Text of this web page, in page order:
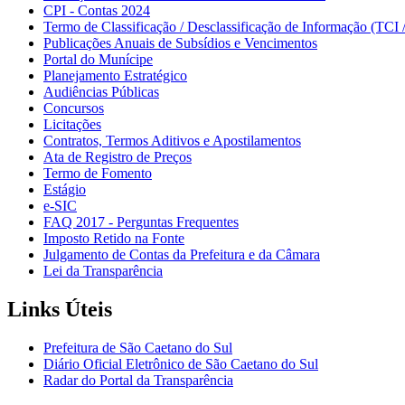
CPI - Contas 2024
Termo de Classificação / Desclassificação de Informação
Publicações Anuais de Subsídios e Vencimentos
Portal do Munícipe
Planejamento Estratégico
Audiências Públicas
Concursos
Licitações
Contratos, Termos Aditivos e Apostilamentos
Ata de Registro de Preços
Termo de Fomento
Estágio
e-SIC
FAQ 2017 - Perguntas Frequentes
Imposto Retido na Fonte
Julgamento de Contas da Prefeitura e da Câmara
Lei da Transparência
Links Úteis
Prefeitura de São Caetano do Sul
Diário Oficial Eletrônico de São Caetano do Sul
Radar do Portal da Transparência